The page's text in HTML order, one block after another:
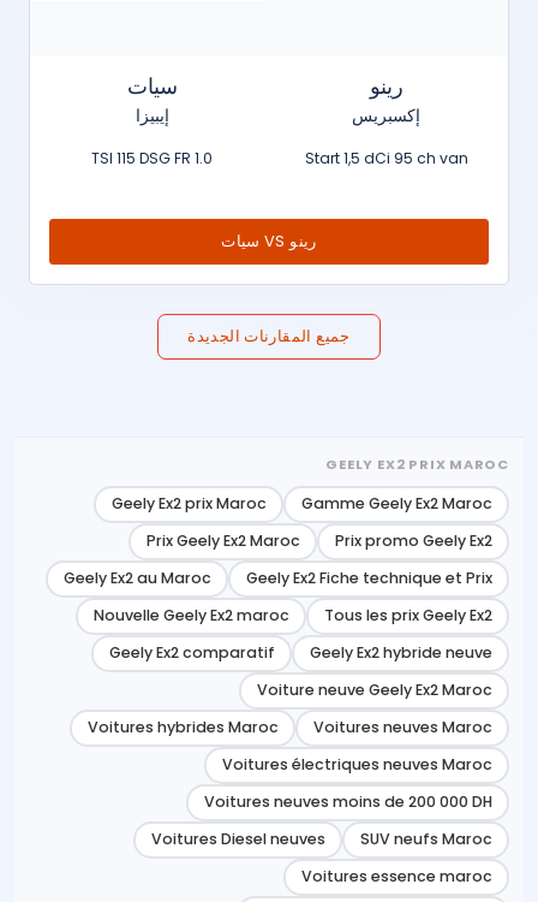
رينو
إكسبريس
Start 1,5 dCi 95 ch van
سيات
إيبيزا
1.0 TSI 115 DSG FR
رينو VS سيات
جميع المقارنات الجديدة
GEELY EX2 PRIX MAROC
Gamme Geely Ex2 Maroc
Geely Ex2 prix Maroc
Prix promo Geely Ex2
Prix Geely Ex2 Maroc
Geely Ex2 Fiche technique et Prix
Geely Ex2 au Maroc
Tous les prix Geely Ex2
Nouvelle Geely Ex2 maroc
Geely Ex2 hybride neuve
Geely Ex2 comparatif
Voiture neuve Geely Ex2 Maroc
Voitures neuves Maroc
Voitures hybrides Maroc
Voitures électriques neuves Maroc
Voitures neuves moins de 200 000 DH
SUV neufs Maroc
Voitures Diesel neuves
Voitures essence maroc